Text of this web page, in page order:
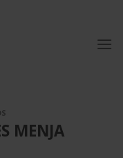
MENJA